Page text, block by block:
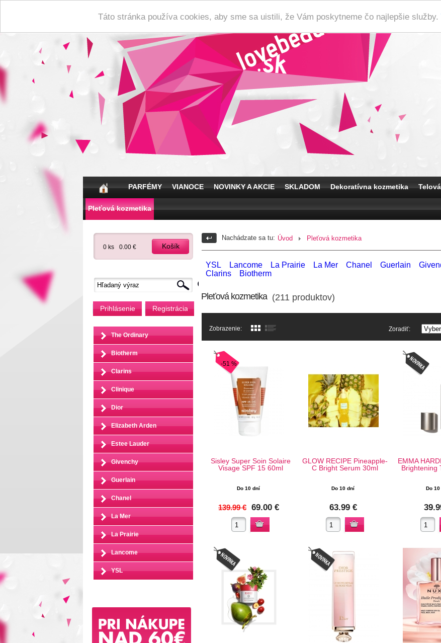
Táto stránka používa cookies, aby sme sa uistili, že Vám poskytneme čo najlepšie služby.
PARFÉMY VIANOCE NOVINKY A AKCIE SKLADOM Dekoratívna kozmetika
Pleťová kozmetika
0 ks 0.00 € Košík
Prihlásenie Registrácia
The Ordinary
Biotherm
Clarins
Clinique
Dior
Elizabeth Arden
Estee Lauder
Givenchy
Guerlain
Chanel
La Mer
La Prairie
Lancome
YSL
Nachádzate sa tu: Úvod Pleťová kozmetika
YSL Lancome La Prairie La Mer Chanel Guerlain
Clarins
Biotherm
Pleťová kozmetika(211 produktov)
Zobrazenie: Zoradiť:
-51 %
Sisley Super Soin Solaire
Visage SPF 15 60ml
Do 10 dní
139.99 € 69.00 €
GLOW RECIPE Pineapple-
C Bright Serum 30ml
Do 10 dní
63.99 €
EMMA
Brightening
Do